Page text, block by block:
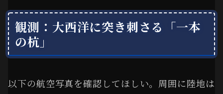
観測：大西洋に突き刺さる「一本
の杭」
以下の航空写真を確認してほしい。周囲に陸地は